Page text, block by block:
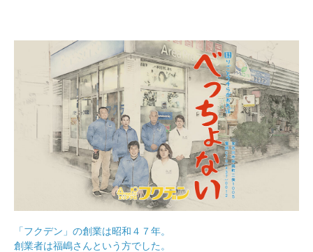
「フクデン」の創業は昭和４７年。
創業者は福嶋さんという方でした。